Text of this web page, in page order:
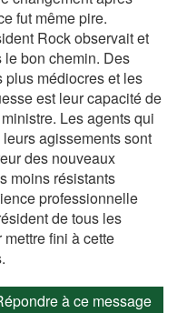
fut même pire.
Rock observait et
le bon chemin. Des
médiocres et les
est leur capacité de
Les agents qui
agissements sont
des nouveaux
moins résistants
professionnelle
de tous les
fini à cette
à ce message